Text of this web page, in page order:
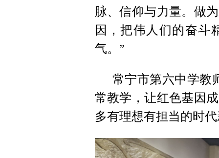
脉、信仰与力量。做
因，把伟人们的奋斗
气。”
常宁市第六中学教
常教学，让红色基因
多有理想有担当的时